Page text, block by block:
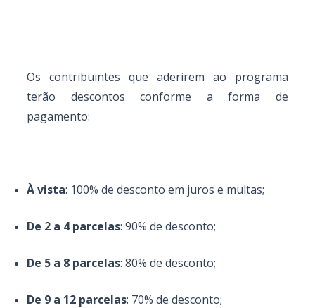
Os contribuintes que aderirem ao programa
terão descontos conforme a forma de
pagamento:
À vista: 100% de desconto em juros e multas;
De 2 a 4 parcelas: 90% de desconto;
De 5 a 8 parcelas: 80% de desconto;
De 9 a 12 parcelas: 70% de desconto;